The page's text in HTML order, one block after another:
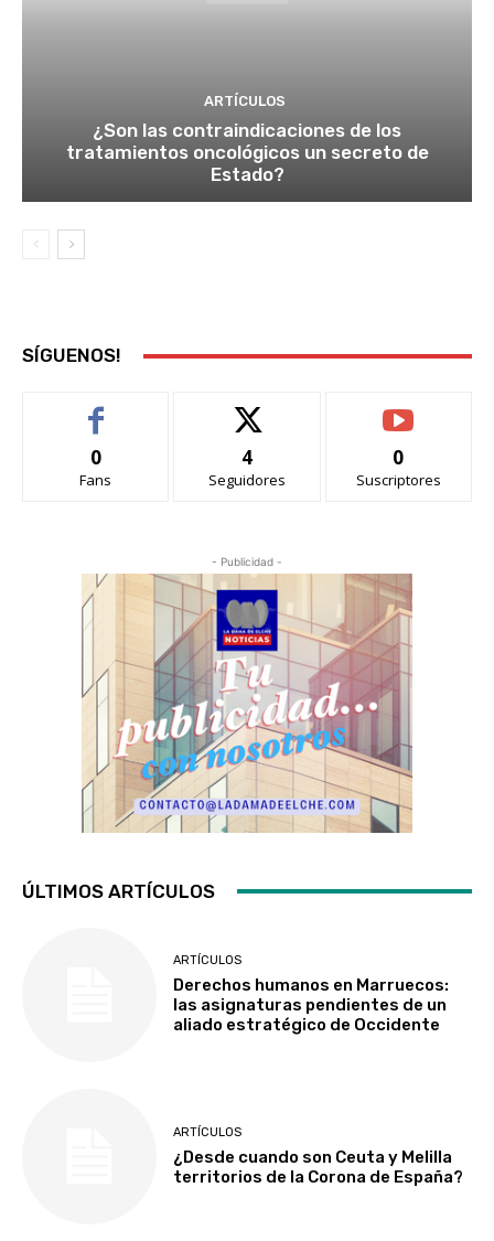
ARTÍCULOS
¿Son las contraindicaciones de los
tratamientos oncológicos un secreto de
Estado?
SÍGUENOS!
0
Fans
4
Seguidores
0
Suscriptores
- Publicidad -
ÚLTIMOS ARTÍCULOS
ARTÍCULOS
Derechos humanos en Marruecos:
las asignaturas pendientes de un
aliado estratégico de Occidente
ARTÍCULOS
¿Desde cuando son Ceuta y Melilla
territorios de la Corona de España?